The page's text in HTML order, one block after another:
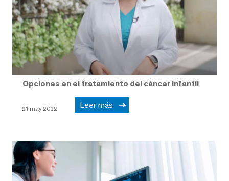
Opciones en el tratamiento del cáncer infantil
21 may 2022 Leer más